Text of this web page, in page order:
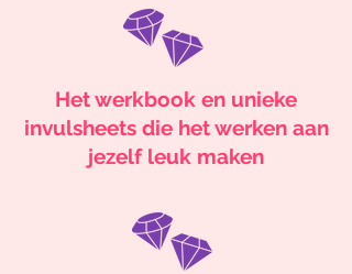
Het werkbook en unieke
invulsheets die het werken aan
jezelf leuk maken